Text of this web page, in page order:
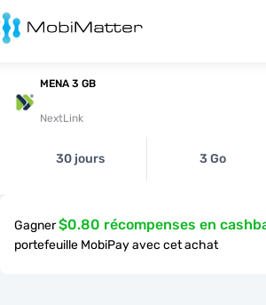
MENA 3 GB
NextLink
30 jours 3 Go
Gagner$0.80 récompenses en
portefeuille MobiPay avec cet achat